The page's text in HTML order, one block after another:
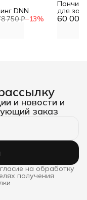
750 ₽−13%
DNN
60 000
Пончик
для
и новости и
заказ
на обработку
получения